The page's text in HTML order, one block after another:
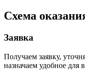
Схема
Заявка
Получаем заявку,
назначаем удобное для